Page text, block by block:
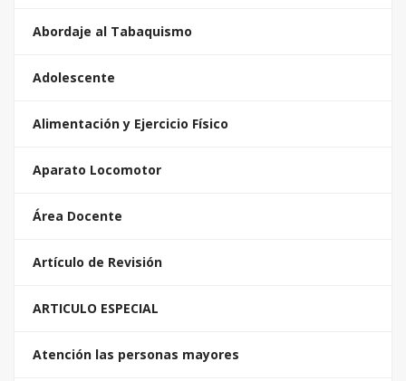
Abordaje al Tabaquismo
Adolescente
Alimentación y Ejercicio Físico
Aparato Locomotor
Área Docente
Artículo de Revisión
ARTICULO ESPECIAL
Atención las personas mayores